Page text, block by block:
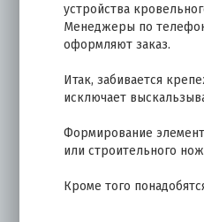
устройства
Менеджеры по
оформляют заказ.
Итак, забивается
исключает
Формирование
или строительного
Кроме того